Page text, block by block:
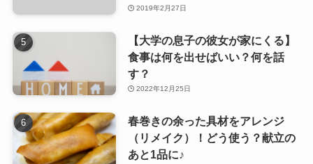
2019年2月27日
【大学の息子の彼女が家にくる】
食事は何を出せばいい？何を話
す？
2022年12月25日
春巻きの余った具材をアレンジ
（リメイク）！どう使う？献立の
あと1品に♪